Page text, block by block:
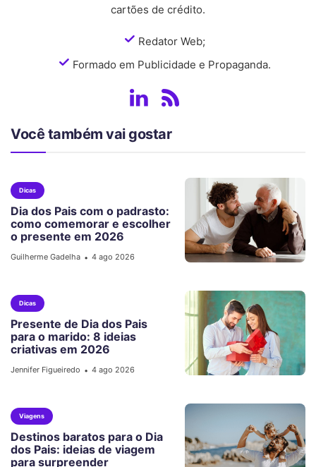
cartões de crédito.
Redator Web;
Formado em Publicidade e Propaganda.
Você também vai gostar
Dicas
Dia dos Pais com o padrasto:
como comemorar e escolher
o presente em 2026
Guilherme Gadelha • 4 ago 2026
Dicas
Presente de Dia dos Pais
para o marido: 8 ideias
criativas em 2026
Jennifer Figueiredo • 4 ago 2026
Viagens
Destinos baratos para o Dia
dos Pais: ideias de viagem
para surpreender